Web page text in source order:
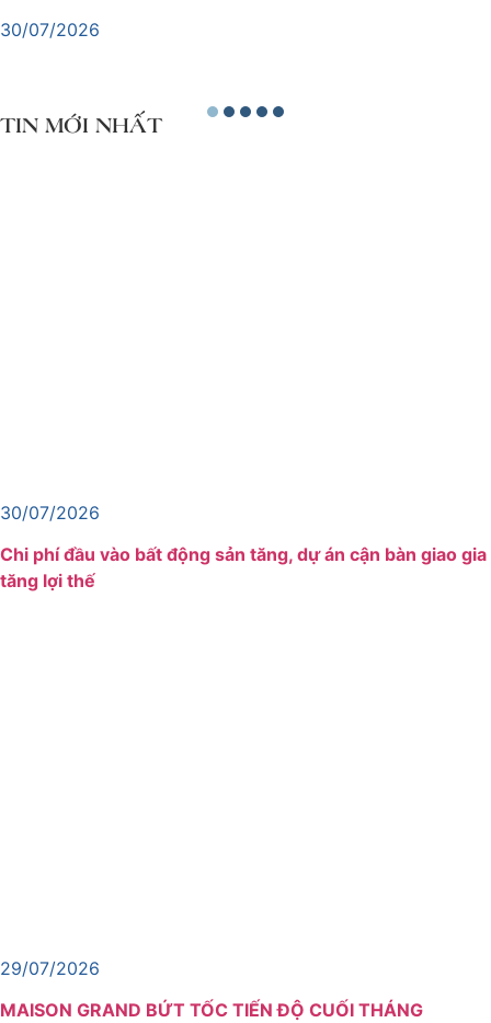
30/07/2026
TIN MỚI NHẤT
30/07/2026
Chi phí đầu vào bất động sản tăng, dự án cận bàn giao gia
tăng lợi thế
29/07/2026
MAISON GRAND BỨT TỐC TIẾN ĐỘ CUỐI THÁNG